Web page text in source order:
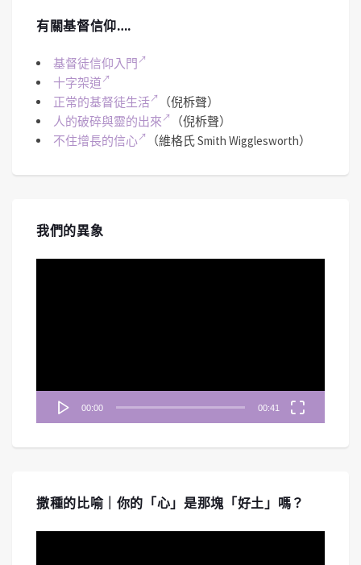
有關基督信仰….
基督徒信仰入門
十字架道
正常的基督徒生活
（倪柝聲）
人的破碎與靈的出來
（倪柝聲）
不住增長的信心
（維格氏 Smith Wigglesworth）
我們的異象
00:00 00:41
撒種的比喻｜你的「心」是那塊「好土」嗎？